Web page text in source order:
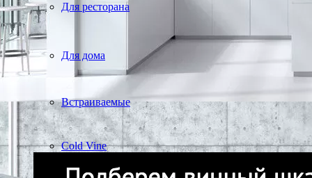
Для ресторана
Для дома
Встраиваемые
Cold Vine